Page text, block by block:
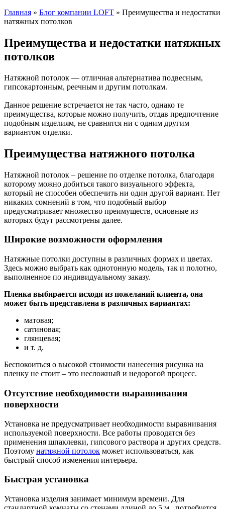
Главная » Блог компании LOFT » Преимущества и недостатки
натяжных потолков
Преимущества и недостатки натяжных
потолков
Натяжной потолок — отличная альтернатива подвесным,
гипсокартонным, реечным и другим потолкам.
Данное решение встречается не так часто, однако те
преимущества, которые можно получить, отдав предпочтение
подобным изделиям, не сравнятся ни с одним другим
вариантом отделки.
Преимущества натяжного потолка
Натяжной потолок – решение по отделке потолка, благодаря
которому можно добиться такого визуального эффекта,
который не способен обеспечить ни один другой вариант. Нет
никаких сомнений в том, что подобный выбор
предусматривает множество преимуществ, основные из
которых будут рассмотрены далее.
Широкие возможности оформления
Натяжные потолки доступны в различных формах и цветах.
Здесь можно выбрать как однотонную модель, так и полотно,
выполненное по индивидуальному заказу.
Пленка выбирается исходя из пожеланий клиента, она
может быть представлена в различных вариантах:
матовая;
сатиновая;
глянцевая;
и т. д.
Беспокоиться о высокой стоимости нанесения рисунка на
пленку не стоит – это несложный и недорогой процесс.
Отсутствие необходимости выравнивания
поверхности
Установка не предусматривает необходимости выравнивания
используемой поверхности. Все работы проводятся без
применения шпаклевки, гипсового раствора и других средств.
Поэтому натяжной потолок может использоваться, как
быстрый способ изменения интерьера.
Быстрая установка
Установка изделия занимает минимум времени. Для